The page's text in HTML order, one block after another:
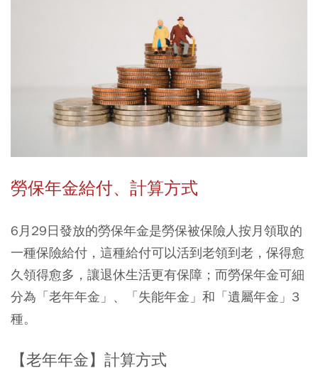
勞保年金給付、計算方式
6月29日發放的勞保年金是勞保被保險人按月領取的
一種保險給付，這種給付可以活到老領到老，保得愈
久領得愈多，讓退休生活更有保障；而勞保年金可細
分為「老年年金」、「失能年金」和「遺屬年金」3
種。
【老年年金】計算方式